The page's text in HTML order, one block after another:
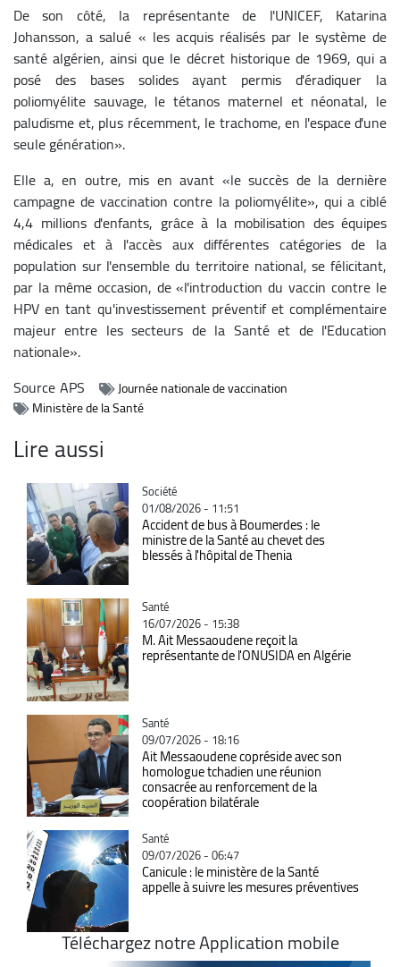
De son côté, la représentante de l'UNICEF, Katarina
Johansson, a salué « les acquis réalisés par le système de
santé algérien, ainsi que le décret historique de 1969, qui a
posé des bases solides ayant permis d'éradiquer la
poliomyélite sauvage, le tétanos maternel et néonatal, le
paludisme et, plus récemment, le trachome, en l'espace d'une
seule génération».
Elle a, en outre, mis en avant «le succès de la dernière
campagne de vaccination contre la poliomyélite», qui a ciblé
4,4 millions d'enfants, grâce à la mobilisation des équipes
médicales et à l'accès aux différentes catégories de la
population sur l'ensemble du territoire national, se félicitant,
par la même occasion, de «l'introduction du vaccin contre le
HPV en tant qu'investissement préventif et complémentaire
majeur entre les secteurs de la Santé et de l'Education
nationale».
SourceAPS
Journée nationale de vaccination
Ministère de la Santé
Lire aussi
Catégorie
Société
01/08/2026 - 11:51
Accident de bus à Boumerdes : le
ministre de la Santé au chevet des
blessés à l'hôpital de Thenia
Catégorie
Santé
16/07/2026 - 15:38
M. Ait Messaoudene reçoit la
représentante de l'ONUSIDA en Algérie
Catégorie
Santé
09/07/2026 - 18:16
Ait Messaoudene copréside avec son
homologue tchadien une réunion
consacrée au renforcement de la
coopération bilatérale
Catégorie
Santé
09/07/2026 - 06:47
Canicule : le ministère de la Santé
appelle à suivre les mesures préventives
Téléchargez notre Application mobile